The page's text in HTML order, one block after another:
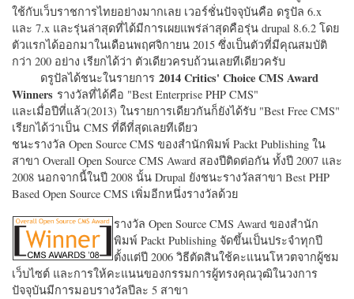
ใช้กับเว็บราชการไทยอย่างมากเลย เวอร์ชั่นปัจจุบันคือ ดรูปัล 6.x
และ 7.x และรุ่นล่าสุดที่ได้มีการเผยแพร่ล่าสุดคือรุ่น drupal 8.6.2 โดย
ตัวแรกได้ออกมาในเดือนพฤศจิกายน 2015 ซึ่งเป็นตัวที่มีคุณสมบัติ
กว่า 200 อย่าง เรียกได้ว่า ตัวเดียวครบถ้วนเลยทีเดียวครับ
ดรูปัลได้ชนะในรายการ 2014 Critics' Choice CMS Award
Winners รางวัลที่ได้คือ "Best Enterprise PHP CMS"
และเมื่อปีที่แล้ว(2013) ในรายการเดียวกันก็ยังได้รับ "Best Free CMS"
เรียกได้ว่าเป็น CMS ที่ดีที่สุดเลยทีเดียว
ชนะรางวัล Open Source CMS ของสำนักพิมพ์ Packt Publishing ใน
สาขา Overall Open Source CMS Award สองปีติดต่อกัน ทั้งปี 2007 และ
2008 นอกจากนี้ในปี 2008 นั้น Drupal ยังชนะรางวัลสาขา Best PHP
Based Open Source CMS เพิ่มอีกหนึ่งรางวัลด้วย
รางวัล Open Source CMS Award ของสำนัก
พิมพ์ Packt Publishing จัดขึ้นเป็นประจำทุกปี
ตั้งแต่ปี 2006 วิธีตัดสินใช้คะแนนโหวตจากผู้ชม
เว็บไซต์ และการให้คะแนนของกรรมการผู้ทรงคุณวุฒิในวงการ
ปัจจุบันมีการมอบรางวัลปีละ 5 สาขา